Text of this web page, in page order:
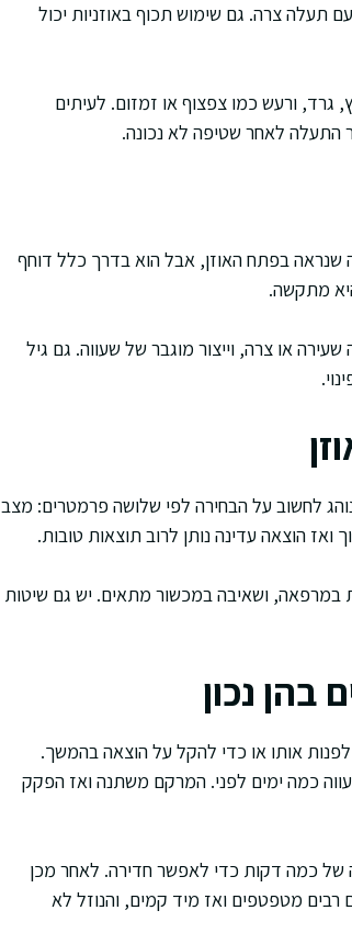
תעלה צרה. גם שימוש תכוף באוזניות יכול
גרד, ורעש כמו צפצוף או זמזום. לעיתים
התעלה לאחר שטיפה לא נכונה.
שנראה בפתח האוזן, אבל הוא בדרך כלל דוחף
מתקשה.
או צרה, וייצור מוגבר של שעווה. גם גיל
לחשוב על הבחירה לפי שלושה פרמטרים: מצב
הוצאה עדינה נותן לרוב תוצאות טובות.
במרפאה, ושאיבה במכשור מתאים. יש גם שיטות
בהן נכון
אותו או כדי להקל על הוצאה בהמשך.
כמה ימים לפני. המרקם משתנה ואז הפקק
של כמה דקות כדי לאפשר חדירה. לאחר מכן
רבים מטפטפים ואז מיד קמים, והנוזל לא